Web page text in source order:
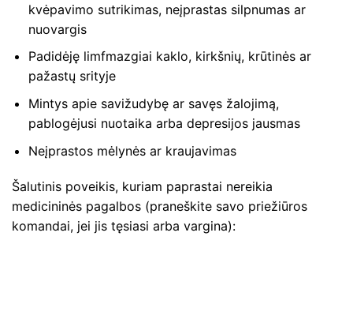
kvėpavimo sutrikimas, neįprastas silpnumas ar
nuovargis
Padidėję limfmazgiai kaklo, kirkšnių, krūtinės ar
pažastų srityje
Mintys apie savižudybę ar savęs žalojimą,
pablogėjusi nuotaika arba depresijos jausmas
Neįprastos mėlynės ar kraujavimas
Šalutinis poveikis, kuriam paprastai nereikia
medicininės pagalbos (praneškite savo priežiūros
komandai, jei jis tęsiasi arba vargina):